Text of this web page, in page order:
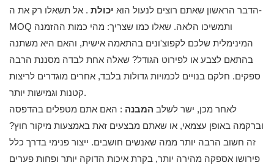
הדבר הראשון שאתם רוצים לנעול הוא יכולת . אל תשאלו רק את ה-
MOQ ותמשיכו הלאה. שאלו כמו שצריך: מהי כמות ההזמנה
המינימלית שלכם לקפוצ'ונים בהתאמה אישית, והאם היא משתנה
בהתאם לצבע או לפירוט הגודל? שאלה אחת לבדה מסננת הרבה
ספקים. חלקם בנויים לכמויות גדולות בלבד, אחרים מוגדרים לריצות
קטנות וגמישות יותר.
לאחר מכן, ישר לשלב המבנה : האם אתם מטפלים בהדפסה
וברקמה באופן עצמאי, או שאתם מבצעים זאת באמצעות מיקור חוץ?
זה חשוב הרבה יותר ממה שאנשים חושבים. ייצור פנימי בדרך כלל
פירושו אספקה ​​מהירה יותר, בקרת איכות הדוקה יותר ופחות פערים